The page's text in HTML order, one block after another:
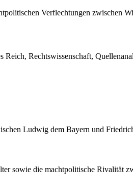
Verflechtungen zwischen
Rechtswissenschaft,
Ludwig dem Bayern und
sowie die machtpolitische Rivalität